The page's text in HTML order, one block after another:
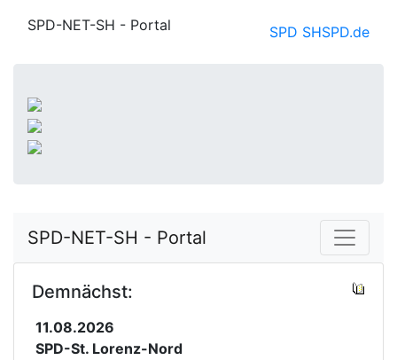
SPD-NET-SH - Portal SPD SHSPD.de
SPD-NET-SH - Portal
Demnächst:
11.08.2026
SPD-St. Lorenz-Nord